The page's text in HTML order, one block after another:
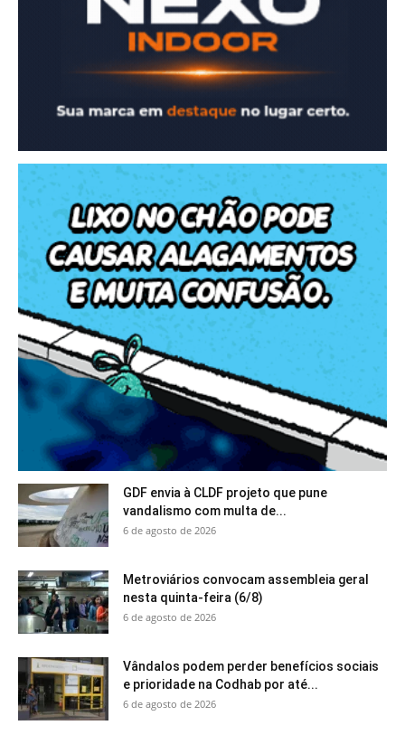
GDF envia à CLDF projeto que pune
vandalismo com multa de...
6 de agosto de 2026
Metroviários convocam assembleia geral
nesta quinta-feira (6/8)
6 de agosto de 2026
Vândalos podem perder benefícios sociais
e prioridade na Codhab por até...
6 de agosto de 2026